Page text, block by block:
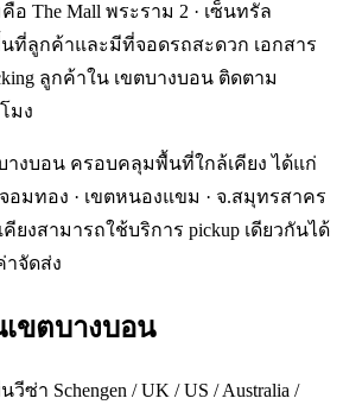
The Mall พระราม 2 · เซ็นทรัล
ที่ลูกค้าและมีที่จอดรถสะดวก เอกสาร
ลูกค้าใน เขตบางบอน ติดตาม
มง
างบอน ครอบคลุมพื้นที่ใกล้เคียง ได้แก่
อมทอง · เขตหนองแขม · จ.สมุทรสาคร
งสามารถใช้บริการ pickup เดียวกันได้
าจัดส่ง
เขตบางบอน
ซ่า Schengen / UK / US / Australia /